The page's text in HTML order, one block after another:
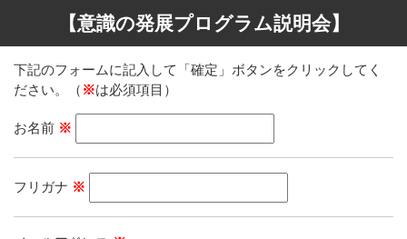
【意識の発展プログラム説明会】
下記のフォームに記入して「確定」ボタンをクリックしてく
ださい。（ ※は必須項目）
お名前 ※
フリガナ ※